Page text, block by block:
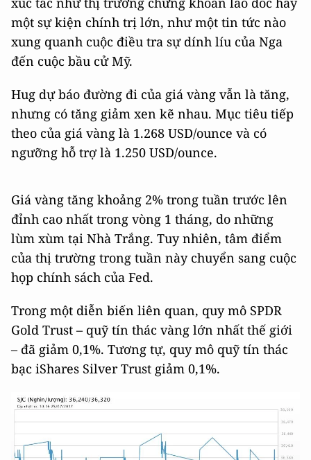
một sự kiện chính trị lớn, như một tin tức nào
xung quanh cuộc điều tra sự dính líu của Nga
đến cuộc bầu cử Mỹ.
Hug dự báo đường đi của giá vàng vẫn là tăng,
nhưng có tăng giảm xen kẽ nhau. Mục tiêu tiếp
theo của giá vàng là 1.268 USD/ounce và có
ngưỡng hỗ trợ là 1.250 USD/ounce.
Giá vàng tăng khoảng 2% trong tuần trước lên
đỉnh cao nhất trong vòng 1 tháng, do những
lùm xùm tại Nhà Trắng. Tuy nhiên, tâm điểm
của thị trường trong tuần này chuyển sang cuộc
họp chính sách của Fed.
Trong một diễn biến liên quan, quy mô SPDR
Gold Trust – quỹ tín thác vàng lớn nhất thế giới
– đã giảm 0,1%. Tương tự, quy mô quỹ tín thác
bạc iShares Silver Trust giảm 0,1%.